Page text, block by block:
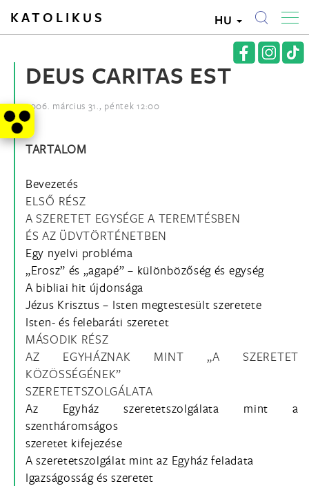
KATOLIKUS HU
DEUS CARITAS EST
2006. március 31., péntek 12:00
TARTALOM
Bevezetés
ELSŐ RÉSZ
A SZERETET EGYSÉGE A TEREMTÉSBEN
ÉS AZ ÜDVTÖRTÉNETBEN
Egy nyelvi probléma
„Erosz” és „agapé” – különbözőség és egység
A bibliai hit újdonsága
Jézus Krisztus – Isten megtestesült szeretete
Isten- és felebaráti szeretet
MÁSODIK RÉSZ
AZ EGYHÁZNAK MINT „A SZERETET
KÖZÖSSÉGÉNEK”
SZERETETSZOLGÁLATA
Az Egyház szeretetszolgálata mint a
szentháromságos
szeretet kifejezése
A szeretetszolgálat mint az Egyház feladata
Igazságosság és szeretet